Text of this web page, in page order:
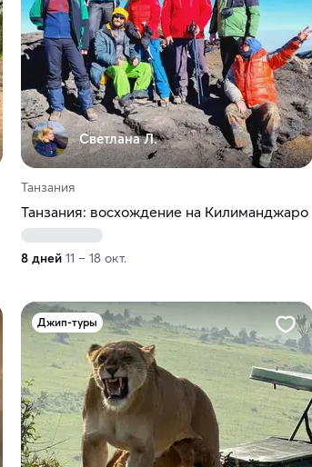
Светлана Л.
Танзания
Танзания: восхождение на Килиманджаро
8 дней 11 – 18 окт.
Джип-туры